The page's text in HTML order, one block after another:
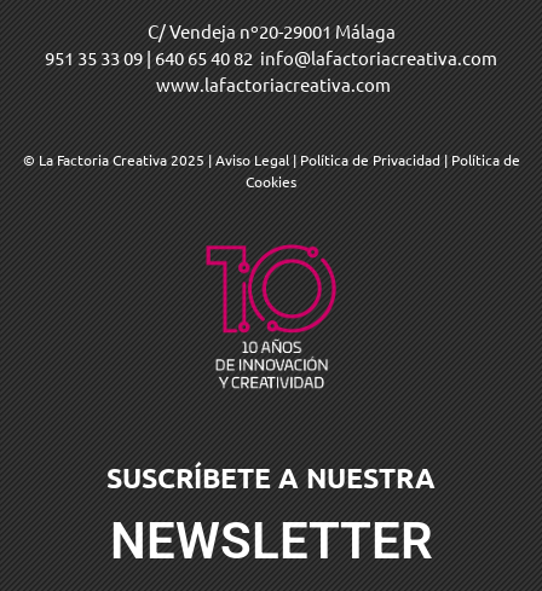
C/ Vendeja nº20-29001 Málaga
951 35 33 09 | 640 65 40 82 info@lafactoriacreativa.com
www.lafactoriacreativa.com
© La Factoria Creativa 2025 |Aviso Legal | Política de Privacidad | Política de
Cookies
SUSCRÍBETE A NUESTRA
NEWSLETTER